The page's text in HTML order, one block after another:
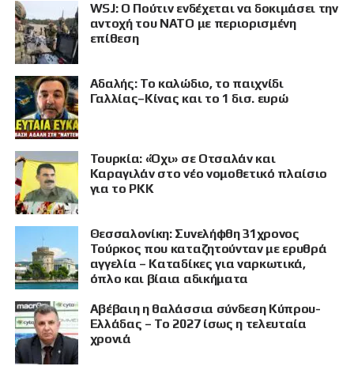
ΠΡΟΒΟΛΗ
WSJ: Ο Πούτιν ενδέχεται να δοκιμάσει την
αντοχή του ΝΑΤΟ με περιορισμένη
επίθεση
Αδαλής: Το καλώδιο, το παιχνίδι
Γαλλίας–Κίνας και το 1 δισ. ευρώ
Τουρκία: «Όχι» σε Οτσαλάν και
Καραγιλάν στο νέο νομοθετικό πλαίσιο
για το PKK
Θεσσαλονίκη: Συνελήφθη 31χρονος
Τούρκος που καταζητούνταν με ερυθρά
αγγελία – Καταδίκες για ναρκωτικά,
όπλο και βίαια αδικήματα
Αβέβαιη η θαλάσσια σύνδεση Κύπρου-
Ελλάδας – Το 2027 ίσως η τελευταία
χρονιά